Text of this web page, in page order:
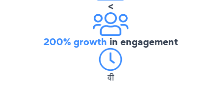
<
200% growth in engagement
वी